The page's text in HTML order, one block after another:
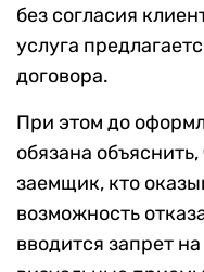
без согласия
услуга
договора.
При этом до
обязана
заемщик, кто
возможность
вводится запрет